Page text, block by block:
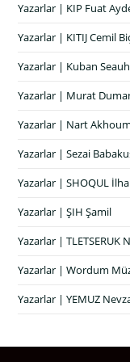
Yazarlar | KIP Fuat
Yazarlar | KITIJ Cemil
Yazarlar | Kuban
Yazarlar | Murat
Yazarlar | Nart
Yazarlar | Sezai
Yazarlar | SHOQUL
Yazarlar | ŞIH Şamil
Yazarlar | TLETSERUK
Yazarlar | Wordum
Yazarlar | YEMUZ